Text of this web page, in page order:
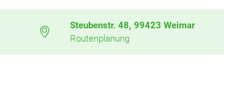
Steubenstr. 48, 99423 Weimar
Routenplanung